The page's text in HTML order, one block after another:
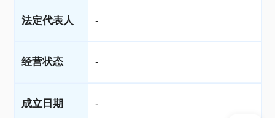
法定代表人 -
经营状态 -
成立日期 -